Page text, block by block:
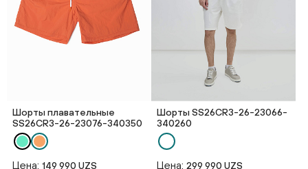
Шорты плавательные
SS26CR3-26-23076-340350
Цена: 149 990 UZS
Шорты SS26CR3-26-23066-
340260
Цена: 299 990 UZS